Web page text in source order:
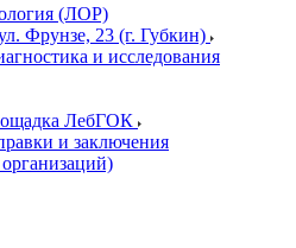
(ЛОР)
Фрунзе, 23 (г. Губкин)
и исследования
ЛебГОК
и заключения